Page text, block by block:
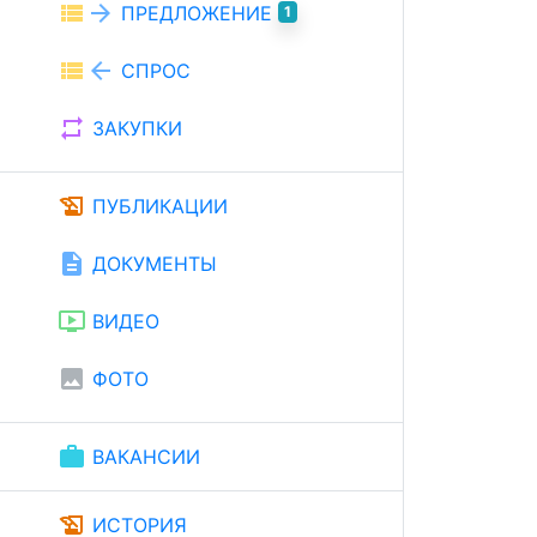
view_list arrow_forward ПРЕДЛОЖЕНИЕ 1
view_list arrow_back СПРОС
repeat ЗАКУПКИ
history_edu ПУБЛИКАЦИИ
description ДОКУМЕНТЫ
ondemand_video ВИДЕО
image ФОТО
work ВАКАНСИИ
history_edu ИСТОРИЯ